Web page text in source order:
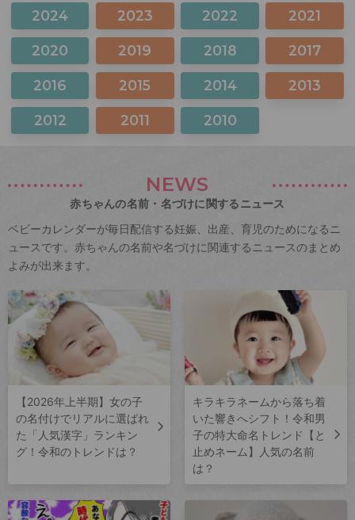
2024 2023 2022 2021
2020 2019 2018 2017
2016 2015 2014 2013
2012 2011 2010
NEWS
赤ちゃんの名前・名づけに関するニュース
ベビーカレンダーが毎日配信する妊娠、出産、育児のためになるニ
ュースです。赤ちゃんの名前や名づけに関連するニュースのまとめ
よみが出来ます。
【2026年上半期】女の子
の名付けでリアルに選ばれ
た「人気漢字」ランキン
グ！令和のトレンドは？
キラキラネームから落ち着
いた響きへシフト！令和男
子の特大命名トレンド【と
止めネーム】人気の名前
は？